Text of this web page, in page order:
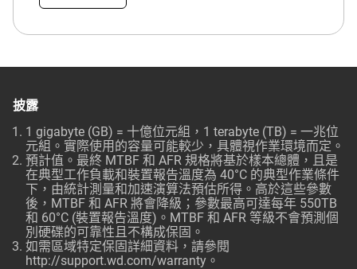
披露
1 gigabyte (GB) = 十億位元組，1 terabyte (TB) = 一兆位
元組。實際使用的容量可能較少，具體視作業環境而定。
預計值。最終 MTBF 和 AFR 規格將基於樣本總體，且是
在典型工作負載和裝置報告溫度為 40°C 的典型作業條件
下，由統計測量和加速演算法預估所得。高於這些參數
後，MTBF 和 AFR 將會降級；參數最高可達每年 550TB
和 60°C (裝置報告溫度)。MTBF 和 AFR 等級不會預測個
別硬碟的可靠性且不構成保固。
如需區域特定保固詳細資料，請參閱
http://support.wd.com/warranty。